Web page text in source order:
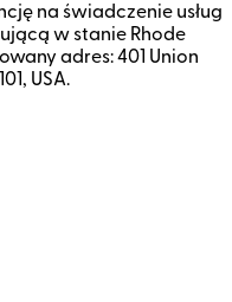
na świadczenie usług
w stanie Rhode
adres: 401 Union
USA.